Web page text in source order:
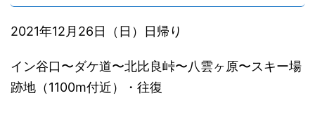
2021年12月26日（日）日帰り
イン谷口〜ダケ道〜北比良峠〜八雲ヶ原〜スキー場
跡地（1100m付近）・往復